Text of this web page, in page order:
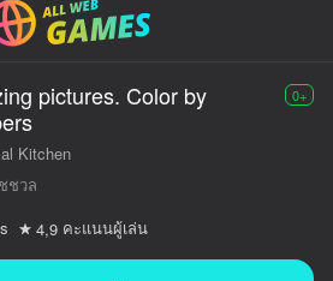
pictures. Color by
0+
Kitchen
ชวล
4,9 คะแนนผู้เล่น